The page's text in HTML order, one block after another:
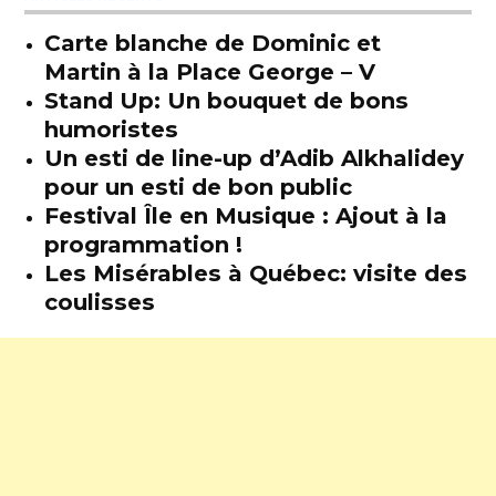
Carte blanche de Dominic et
Martin à la Place George – V
Stand Up: Un bouquet de bons
humoristes
Un esti de line-up d’Adib Alkhalidey
pour un esti de bon public
Festival Île en Musique : Ajout à la
programmation !
Les Misérables à Québec: visite des
coulisses